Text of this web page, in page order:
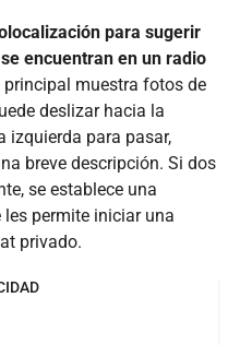
para sugerir
encuentran en un radio
muestra fotos de
deslizar hacia la
izquierda para pasar,
breve descripción. Si dos
se establece una
les permite iniciar una
privado.